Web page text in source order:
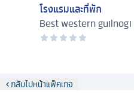
โรงแรมและที่พัก
Best western guilnogi
กลับไปหน้าแพ็คเกจ